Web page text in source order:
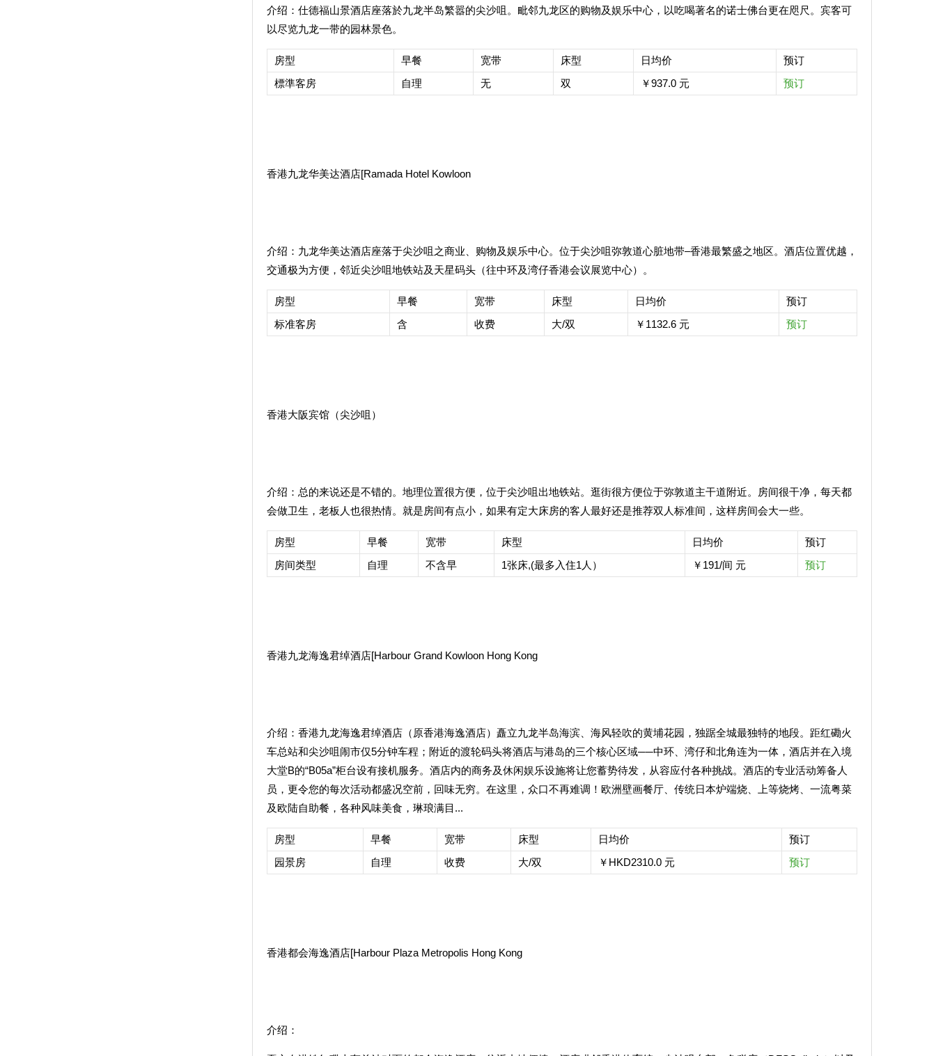
介绍： 仕德福山景酒店座落於九龙半岛繁嚣的尖沙咀。毗邻九龙区的购物及娱乐中心，以吃喝著名的诺士佛台更在咫尺。宾客可
以尽览九龙一带的园林景色。
房型 早餐 宽带 床型 日均价
预订
標準客房
自理 无 双 ￥937.0 元 预订
香港九龙华美达酒店[Ramada Hotel Kowloon
介绍： 九龙华美达酒店座落于尖沙咀之商业、购物及娱乐中心。位于尖沙咀弥敦道心脏地带–香港最繁盛之地区。酒店位置优越，
交通极为方便，邻近尖沙咀地铁站及天星码头（往中环及湾仔香港会议展览中心）。
房型 早餐 宽带 床型 日均价
预订
标准客房
含 收费 大/双 ￥1132.6 元 预订
香港大阪宾馆（尖沙咀）
介绍： 总的来说还是不错的。地理位置很方便，位于尖沙咀出地铁站。逛街很方便位于弥敦道主干道附近。房间很干净，每天都
会做卫生，老板人也很热情。就是房间有点小，如果有定大床房的客人最好还是推荐双人标准间，这样房间会大一些。
房型 早餐 宽带 床型 日均价
预订
房间类型
自理 不含早 1张床,(最多入住1人） ￥191/间 元 预订
香港九龙海逸君绰酒店[Harbour Grand Kowloon Hong Kong
介绍： 香港九龙海逸君绰酒店（原香港海逸酒店）矗立九龙半岛海滨、海风轻吹的黄埔花园，独踞全城最独特的地段。距红磡火
车总站和尖沙咀闹市仅5分钟车程；附近的渡轮码头将酒店与港岛的三个核心区域──中环、湾仔和北角连为一体，酒店并在入境
大堂B的“B05a”柜台设有接机服务。酒店内的商务及休闲娱乐设施将让您蓄势待发，从容应付各种挑战。酒店的专业活动筹备人
员，更令您的每次活动都盛况空前，回味无穷。在这里，众口不再难调！欧洲壁画餐厅、传统日本炉端烧、上等烧烤、一流粤菜
及欧陆自助餐，各种风味美食，琳琅满目...
房型 早餐 宽带 床型 日均价
预订
园景房
自理 收费 大/双 ￥HKD2310.0 元 预订
香港都会海逸酒店[Harbour Plaza Metropolis Hong Kong
介绍：